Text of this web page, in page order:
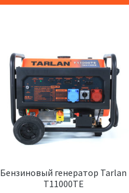
Бензиновый генератор Tarlan
T11000TE